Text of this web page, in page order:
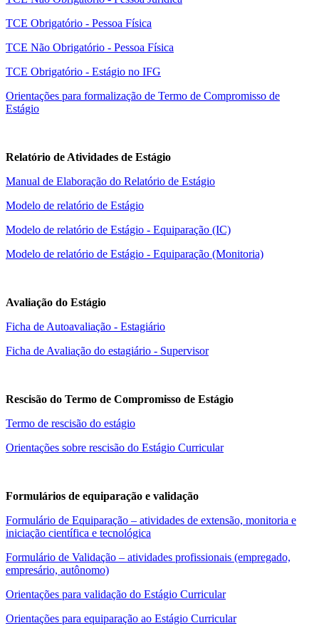
TCE Obrigatório - Pessoa Física
TCE Não Obrigatório - Pessoa Física
TCE Obrigatório - Estágio no IFG
Orientações para formalização de Termo de Compromisso de
Estágio
Relatório de Atividades de Estágio
Manual de Elaboração do Relatório de Estágio
Modelo de relatório de Estágio
Modelo de relatório de Estágio - Equiparação (IC)
Modelo de relatório de Estágio - Equiparação (Monitoria)
Avaliação do Estágio
Ficha de Autoavaliação - Estagiário
Ficha de Avaliação do estagiário - Supervisor
Rescisão do Termo de Compromisso de Estágio
Termo de rescisão do estágio
Orientações sobre rescisão do Estágio Curricular
Formulários de equiparação e validação
Formulário de Equiparação – atividades de extensão, monitoria e
iniciação científica e tecnológica
Formulário de Validação – atividades profissionais (empregado,
empresário, autônomo)
Orientações para validação do Estágio Curricular
Orientações para equiparação ao Estágio Curricular